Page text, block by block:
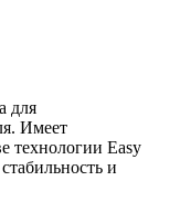
для
Имеет
технологии Easy
и